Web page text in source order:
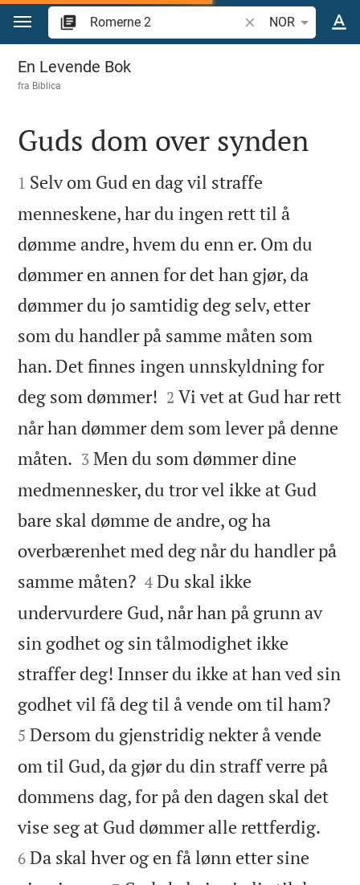
Skift til innhold
Søk bibelvers eller
NOR
Romerne 2
En Levende Bok
fra Biblica

Guds dom over synden

1 Selv om Gud en dag vil straffe
menneskene, har du ingen rett til å
dømme andre, hvem du enn er. Om du
dømmer en annen for det han gjør, da
dømmer du jo samtidig deg selv, etter
som du handler på samme måten som
han. Det finnes ingen unnskyldning for
deg som dømmer! 

2 Vi vet at Gud har rett
når han dømmer dem som lever på denne
måten. 

3 Men du som dømmer dine
medmennesker, du tror vel ikke at Gud
bare skal dømme de andre, og ha
overbærenhet med deg når du handler på
samme måten?
4 Du skal ikke
undervurdere Gud, når han på grunn av
sin godhet og sin tålmodighet ikke
straffer deg! Innser du ikke at han ved sin
godhet vil få deg til å vende om til ham?
5 Dersom du gjenstridig nekter å vende
om til Gud, da gjør du din straff verre på
dommens dag, for på den dagen skal det
vise seg at Gud dømmer alle rettferdig.
6 Da skal hver og en få lønn etter sine